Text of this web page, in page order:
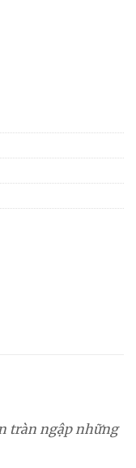
tràn ngập những